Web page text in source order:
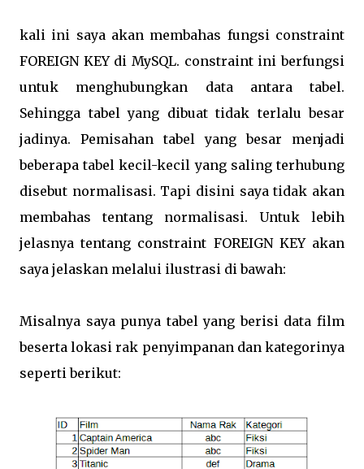
kali ini saya akan membahas fungsi constraint
FOREIGN KEY di MySQL. constraint ini berfungsi
untuk menghubungkan data antara tabel.
Sehingga tabel yang dibuat tidak terlalu besar
jadinya. Pemisahan tabel yang besar menjadi
beberapa tabel kecil-kecil yang saling terhubung
disebut normalisasi. Tapi disini saya tidak akan
membahas tentang normalisasi. Untuk lebih
jelasnya tentang constraint FOREIGN KEY akan
saya jelaskan melalui ilustrasi di bawah:
Misalnya saya punya tabel yang berisi data film
beserta lokasi rak penyimpanan dan kategorinya
seperti berikut: